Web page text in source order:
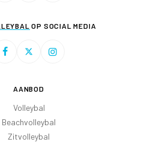
OP SOCIAL MEDIA
AANBOD
Volleybal
Beachvolleybal
Zitvolleybal